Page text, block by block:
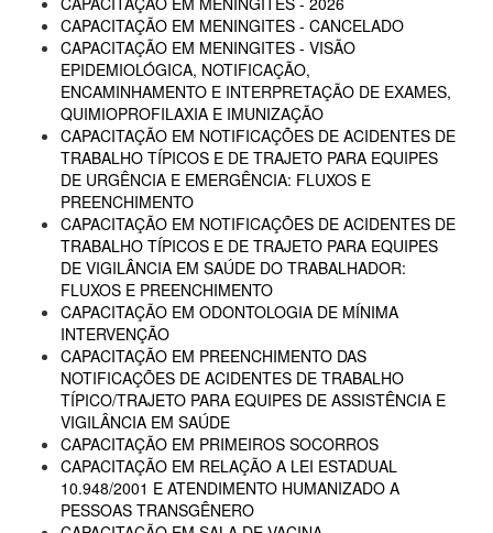
CAPACITAÇÃO EM MENINGITES - CANCELADO
CAPACITAÇÃO EM MENINGITES - VISÃO
EPIDEMIOLÓGICA, NOTIFICAÇÃO,
ENCAMINHAMENTO E INTERPRETAÇÃO DE EXAMES,
QUIMIOPROFILAXIA E IMUNIZAÇÃO
CAPACITAÇÃO EM NOTIFICAÇÕES DE ACIDENTES DE
TRABALHO TÍPICOS E DE TRAJETO PARA EQUIPES
DE URGÊNCIA E EMERGÊNCIA: FLUXOS E
PREENCHIMENTO
CAPACITAÇÃO EM NOTIFICAÇÕES DE ACIDENTES DE
TRABALHO TÍPICOS E DE TRAJETO PARA EQUIPES
DE VIGILÂNCIA EM SAÚDE DO TRABALHADOR:
FLUXOS E PREENCHIMENTO
CAPACITAÇÃO EM ODONTOLOGIA DE MÍNIMA
INTERVENÇÃO
CAPACITAÇÃO EM PREENCHIMENTO DAS
NOTIFICAÇÕES DE ACIDENTES DE TRABALHO
TÍPICO/TRAJETO PARA EQUIPES DE ASSISTÊNCIA E
VIGILÂNCIA EM SAÚDE
CAPACITAÇÃO EM PRIMEIROS SOCORROS
CAPACITAÇÃO EM RELAÇÃO A LEI ESTADUAL
10.948/2001 E ATENDIMENTO HUMANIZADO A
PESSOAS TRANSGÊNERO